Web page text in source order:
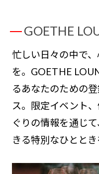
GOETHE
忙しい日々の中で
を。GOETHE
るあなたのための
ス。限定イベント
ぐりの情報を通じ
きる特別なひととき